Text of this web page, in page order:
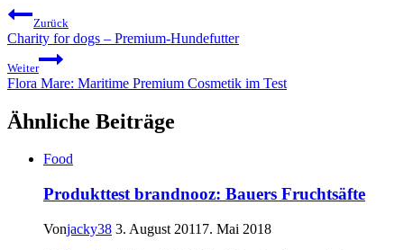
Zurück
Charity for dogs – Premium-Hundefutter
Weiter
Flora Mare: Maritime Premium Cosmetik im Test
Ähnliche Beiträge
Food
Produkttest brandnooz: Bauers Fruchtsäfte
Vonjacky38 3. August 2011 7. Mai 2018